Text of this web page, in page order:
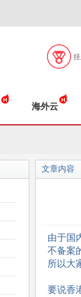
海外云
文章内容
由于国
不备案
所以大
要说香